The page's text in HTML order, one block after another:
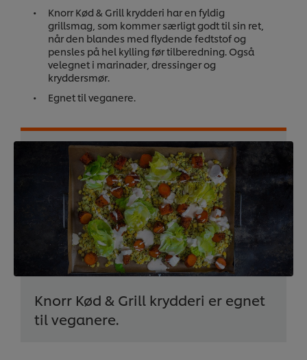
Knorr Kød & Grill krydderi har en fyldig
grillsmag, som kommer særligt godt til sin ret,
når den blandes med flydende fedtstof og
pensles på hel kylling før tilberedning. Også
velegnet i marinader, dressinger og
kryddersmør.
Egnet til veganere.
Knorr Kød & Grill krydderi er egnet
til veganere.